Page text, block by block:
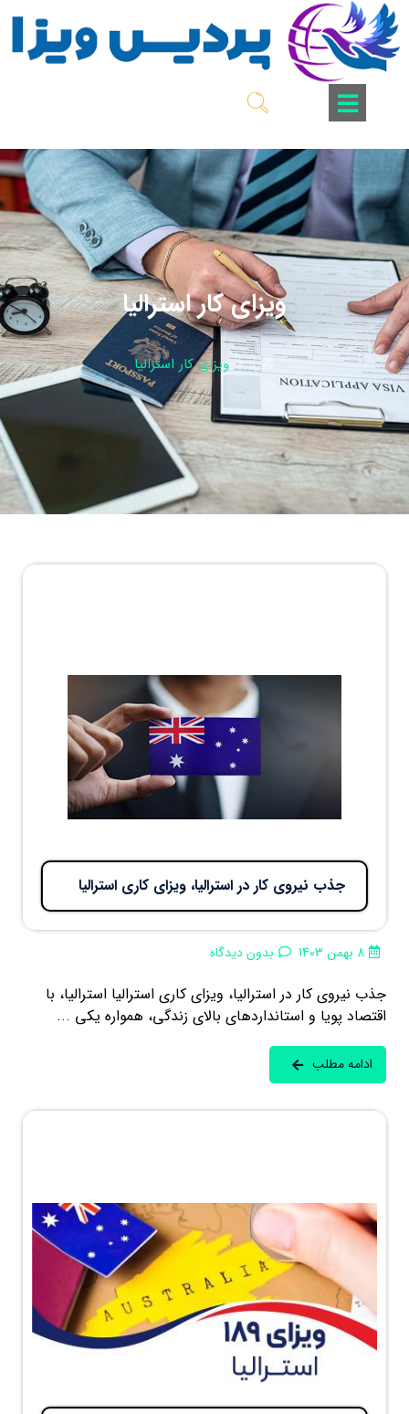
ویزای کار استرالیا
ویزای کار استرالیا
جذب نیروی کار در استرالیا، ویزای کاری استرالیا
8 بهمن 1403 بدون دیدگاه
جذب نیروی کار در استرالیا، ویزای کاری استرالیا استرالیا، با
اقتصاد پویا و استانداردهای بالای زندگی، همواره یکی ...
ادامه مطلب